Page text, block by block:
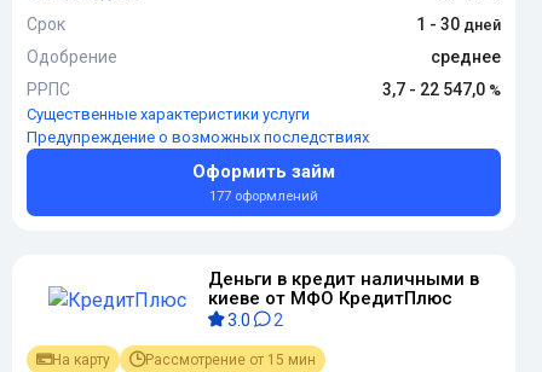
Срок
1 - 30
Одобрение
среднее
РРПС
3,7 - 22 547,0
Существенные характеристики услуги
Предупреждение о возможных последствиях
Оформить займ
177 оформлений
Деньги в кредит наличными в
киеве от МФО КредитПлюс
3.0 2
На карту Рассмотрение от 15 мин